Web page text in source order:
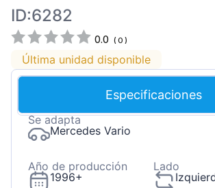
ID:6282
0.0 (0 )
Última unidad disponible
Especificaciones
Se adapta
Mercedes Vario
Año de producción
1996+
Lado